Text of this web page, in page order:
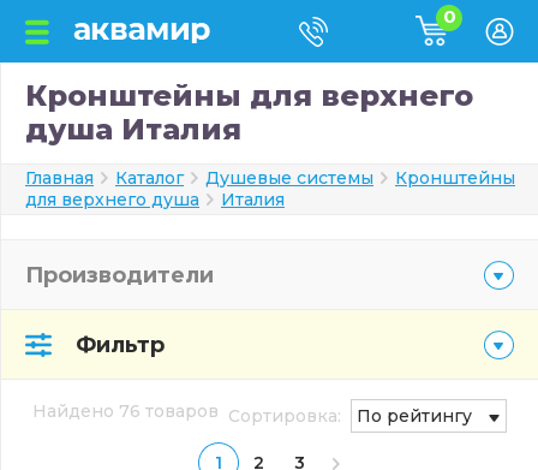
0
Кронштейны для верхнего
душа Италия
Главная Каталог Душевые системы
Кронштейны
для верхнего душа
Италия
Производители
Фильтр
Найдено 76 товаров
1 2 3
Сортировка: По рейтингу